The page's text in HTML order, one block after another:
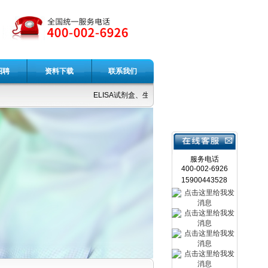
聘 资料下载 联系我们
ELISA试剂盒、生化试剂、重组蛋白、细胞因子、抗体
服务电话
400-002-6926
15900443528